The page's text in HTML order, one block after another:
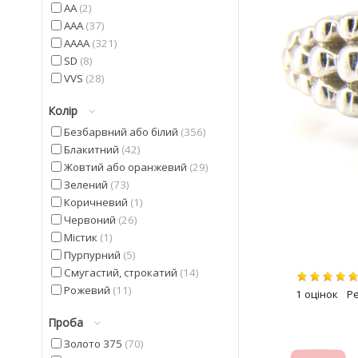
AA 2
AAA 37
AAAA 321
SD 8
VVS 28
Колір
Безбарвний або білий 356
Блакитний 42
Жовтий або оранжевий 29
Зелений 73
Коричневий 1
Червоний 26
Містик 1
Пурпурний 5
Смугастий, строкатий 14
Рожевий 11
Фіолетовий
Чорний
20
Проба
Золото 375 70
1